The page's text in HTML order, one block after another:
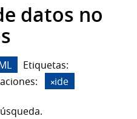
datos no
Etiquetas:
ide